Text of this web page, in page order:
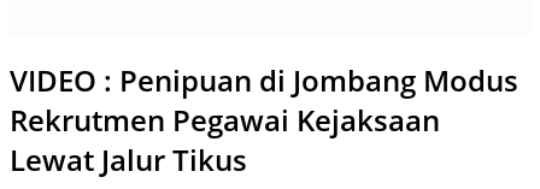
VIDEO : Penipuan di Jombang Modus
Rekrutmen Pegawai Kejaksaan
Lewat Jalur Tikus